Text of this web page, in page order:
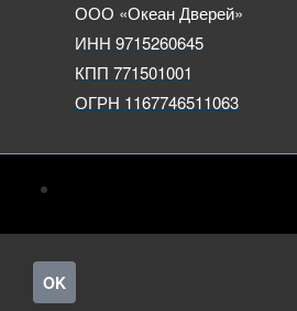
ООО «Океан Дверей»
ИНН 9715260645
КПП 771501001
ОГРН 1167746511063
OK